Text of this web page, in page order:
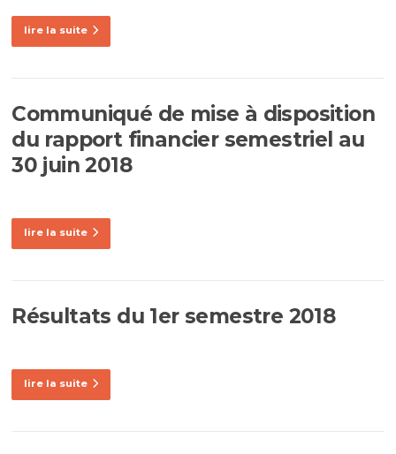
lire la suite
Communiqué de mise à disposition
du rapport financier semestriel au
30 juin 2018
lire la suite
Résultats du 1er semestre 2018
lire la suite